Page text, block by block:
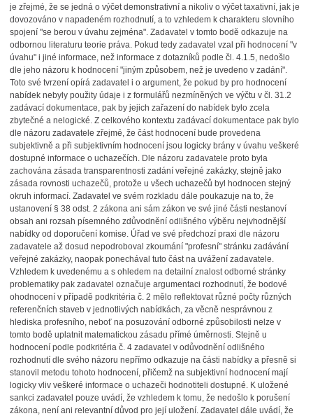
je zřejmé, že se jedná o výčet demonstrativní a nikoliv o výčet taxativní, jak je
dovozováno v napadeném rozhodnutí, a to vzhledem k charakteru slovního
spojení "se berou v úvahu zejména". Zadavatel v tomto bodě odkazuje na
odbornou literaturu teorie práva. Pokud tedy zadavatel vzal při hodnocení "v
úvahu" i jiné informace, než informace z dotazníků podle čl. 4.1.5, nedošlo
dle jeho názoru k hodnocení "jiným způsobem, než je uvedeno v zadání".
Toto své tvrzení opírá zadavatel i o argument, že pokud by pro hodnocení
nabídek nebyly použity údaje i z formulářů nezmíněných ve výčtu v čl. 31.2
zadávací dokumentace, pak by jejich zařazení do nabídek bylo zcela
zbytečné a nelogické. Z celkového kontextu zadávací dokumentace pak bylo
dle názoru zadavatele zřejmé, že část hodnocení bude provedena
subjektivně a při subjektivním hodnocení jsou logicky brány v úvahu veškeré
dostupné informace o uchazečích. Dle názoru zadavatele proto byla
zachována zásada transparentnosti zadání veřejné zakázky, stejně jako
zásada rovnosti uchazečů, protože u všech uchazečů byl hodnocen stejný
okruh informací. Zadavatel ve svém rozkladu dále poukazuje na to, že
ustanovení § 38 odst. 2 zákona ani sám zákon ve své jiné části nestanoví
obsah ani rozsah písemného zdůvodnění odlišného výběru nejvhodnější
nabídky od doporučení komise. Úřad ve své předchozí praxi dle názoru
zadavatele až dosud nepodroboval zkoumání "profesní" stránku zadávání
veřejné zakázky, naopak ponechával tuto část na uvážení zadavatele.
Vzhledem k uvedenému a s ohledem na detailní znalost odborné stránky
problematiky pak zadavatel označuje argumentaci rozhodnutí, že bodové
ohodnocení v případě podkritéria č. 2 mělo reflektovat různé počty různých
referenčních staveb v jednotlivých nabídkách, za věcně nesprávnou z
hlediska profesního, neboť na posuzování odborné způsobilosti nelze v
tomto bodě uplatnit matematickou zásadu přímé úměrnosti. Stejně u
hodnocení podle podkritéria č. 4 zadavatel v odůvodnění odlišného
rozhodnutí dle svého názoru nepřímo odkazuje na části nabídky a přesně si
stanovil metodu tohoto hodnocení, přičemž na subjektivní hodnocení mají
logicky vliv veškeré informace o uchazeči hodnotiteli dostupné. K uložené
sankci zadavatel pouze uvádí, že vzhledem k tomu, že nedošlo k porušení
zákona, není ani relevantní důvod pro její uložení. Zadavatel dále uvádí, že